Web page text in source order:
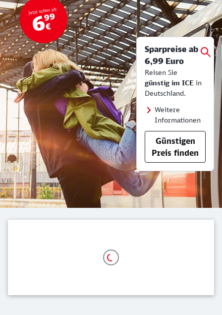
Bahn Tickets & Services
Top Angebot
Jetzt schon ab
699
€
Sparpreise ab
6,99 Euro
Reisen Sie
günstig im ICE in
Deutschland.
Weitere
Informationen
Günstigen
Preis finden